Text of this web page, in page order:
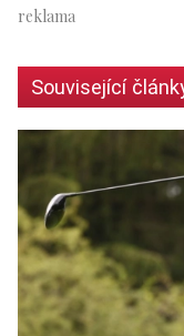
Související